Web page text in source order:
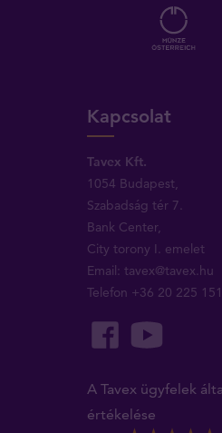
Kapcsolat
Tavex Kft.
1054 Budapest,
Szabadság tér 7.
Bank Center,
City torony I. emelet
Email:tavex@tavex.hu
Telefon +36 20 225
A Tavex ügyfelek
értékelése